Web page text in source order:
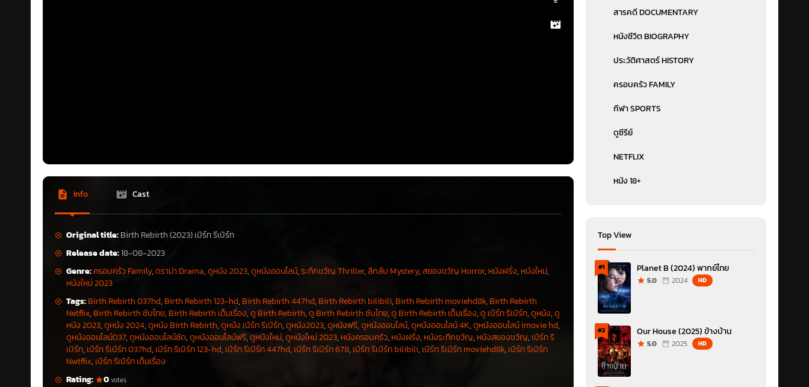
Info Cast
Original title:Birth Rebirth (2023) เบิร์ท รีเบิร์ท
Release date:18-08-2023
Genre:ครอบครัว Family,ดราม่า Drama,ดูหนัง 2023,ดูหนังออนไลน์,ระทึกขวัญ Thriller,ลึกลับ Mystery,สยองขวัญ Horror, หนังฝรั่ง, หนังใหม่,
หนังใหม่ 2023
Tags:Birth Rebirth 037hd, Birth Rebirth 123-hd, Birth Rebirth 447hd, Birth Rebirth bilibili, Birth Rebirth moviehd8k, Birth Rebirth
Netflix, Birth Rebirth ซับไทย, Birth Rebirth เต็มเรื่อง,ดู Birth Rebirth,ดู Birth Rebirth ซับไทย,ดู Birth Rebirth เต็มเรื่อง,ดู เบิร์ท รีเบิร์ท,ดูหนัง,ดู
หนัง 2023,ดูหนัง 2024,ดูหนัง Birth Rebirth,ดูหนัง เบิร์ท รีเบิร์ท,ดูหนัง2023,ดูหนังฟรี,ดูหนังออนไลน์,ดูหนังออนไลน์ 4K,ดูหนังออนไลน์ imovie hd,
ดูหนังออนไลน์037,ดูหนังออนไลน์ชัด,ดูหนังออนไลน์ฟรี,ดูหนังใหม่,ดูหนังใหม่ 2023, หนังครอบครัว, หนังฝรั่ง, หนังระทึกขวัญ, หนังสยองขวัญ, เบิร์ท รี
เบิร์ท, เบิร์ท รีเบิร์ท 037hd, เบิร์ท รีเบิร์ท 123-hd, เบิร์ท รีเบิร์ท 447hd, เบิร์ท รีเบิร์ท 678, เบิร์ท รีเบิร์ท bilibili, เบิร์ท รีเบิร์ท moviehd8k, เบิร์ท รีเบิร์ท
Nwtflix, เบิร์ท รีเบิร์ท เต็มเรื่อง
Rating:
0votes
สารคดี DOCUMENTARY
หนังชีวิต BIOGRAPHY
ประวัติศาสตร์ HISTORY
ครอบครัว FAMILY
กีฬา SPORTS
ดูซีรีย์
NETFLIX
หนัง 18+
Top View
#1 Planet B (2024) พากย์ไทย
5.0 2024 HD
#2 Our House (2025) ข้างบ้าน
5.0 2025 HD